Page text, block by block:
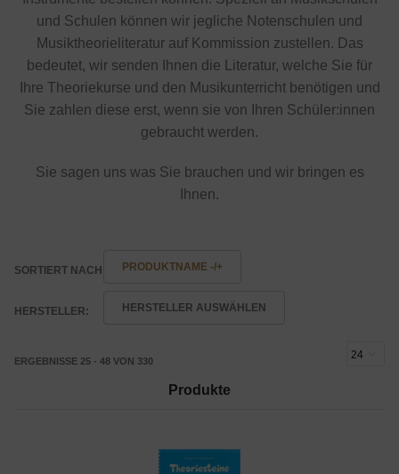
und Schulen können wir jegliche Notenschulen und
Musiktheorieliteratur auf Kommission zustellen. Das
bedeutet, wir senden Ihnen die Literatur, welche Sie für
Ihre Theoriekurse und den Musikunterricht benötigen und
Sie zahlen diese erst, wenn sie von Ihren Schüler:innen
gebraucht werden.
Sie sagen uns was Sie brauchen und wir bringen es
Ihnen.
SORTIERT NACH PRODUKTNAME -/+
HERSTELLER: HERSTELLER AUSWÄHLEN
ERGEBNISSE 25 - 48 VON 330
Produkte